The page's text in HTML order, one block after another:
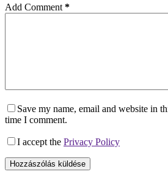
Add Comment *
Save my name, email and website in
time I comment.
I accept the Privacy Policy
Hozzászólás küldése